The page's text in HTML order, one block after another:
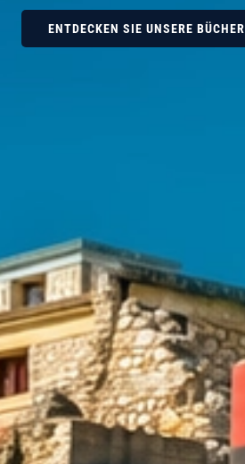
ENTDECKEN SIE UNSERE BÜCHER